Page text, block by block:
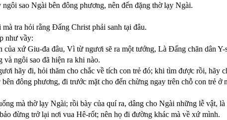
sao Ngài bên đông phương, nên đến đặng thờ lạy Ngài.
tra hỏi rằng Ðấng Christ phải sanh tại đâu.
như vầy:
xứ Giu-đa đâu, Vì từ ngươi sẽ ra một tướng, Là Ðấng chăn dân Y-
ngôi sao đã hiện ra khi nào.
hãy đi, hỏi thăm cho chắc về tích con trẻ đó; khi tìm được rồi, hãy
đông phương, đi trước mặt cho đến chừng ngay trên chỗ con trẻ ở
mà thờ lạy Ngài; rồi bày của quí ra, dâng cho Ngài những lễ vật,
đừng trở lại nơi vua Hê-rốt; nên họ đi đường khác mà về xứ mình.